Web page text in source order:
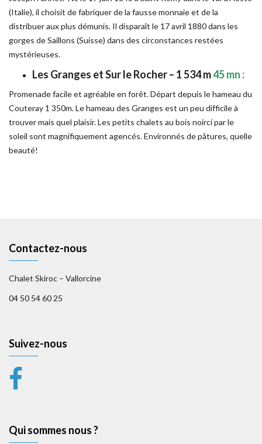
(Italie), il choisit de fabriquer de la fausse monnaie et de la
distribuer aux plus démunis. Il disparaît le 17 avril 1880 dans les
gorges de Saillons (Suisse) dans des circonstances restées
mystérieuses.
Les Granges et Sur le Rocher – 1 534 m45 mn :
Promenade facile et agréable en forêt. Départ depuis le hameau du
Couteray 1 350m. Le hameau des Granges est un peu difficile à
trouver mais quel plaisir. Les petits chalets au bois noirci par le
soleil sont magnifiquement agencés. Environnés de pâtures, quelle
beauté!
Contactez-nous
Chalet Skiroc – Vallorcine
04 50 54 60 25
Suivez-nous
Qui sommes nous ?